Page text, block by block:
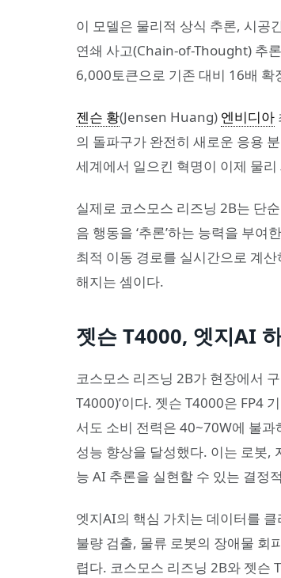
이 모델은 물리적 상식 추론, 시공
연쇄 사고(Chain-of-Thought) 추
6,000토큰으로 기존 대비 16배 확
젠슨 황(Jensen Huang) 엔비디아
의 돌파구가 완전히 새로운 응용
세계에서 일으킨 혁명이 이제 물
실제로 코스모스 리즈닝 2B는 단
음 행동을 ‘추론’하는 능력을 부
최적 이동 경로를 실시간으로 계
해지는 셈이다.
젯슨 T4000, 엣지AI
코스모스 리즈닝 2B가 현장에서
T4000)’이다. 젯슨 T4000은 FP4
서도 소비 전력은 40~70W에 불
성능 향상을 달성했다. 이는 로봇,
능 AI 추론을 실현할 수 있는 결정
엣지AI의 핵심 가치는 데이터를
불량 검출, 물류 로봇의 장애물 회
렵다. 코스모스 리즈닝 2B와 젯슨